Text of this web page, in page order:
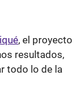
, el proyecto
resultados,
todo lo de la